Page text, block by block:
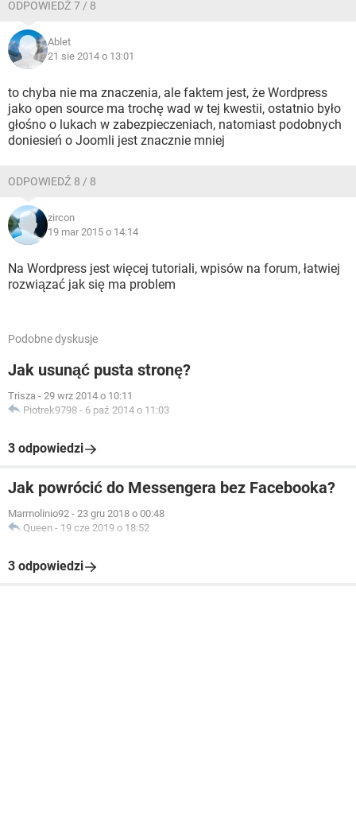
ODPOWIEDŹ 7 / 8
Ablet
21 sie 2014 o 13:01
to chyba nie ma znaczenia, ale faktem jest, że Wordpress
jako open source ma trochę wad w tej kwestii, ostatnio było
głośno o lukach w zabezpieczeniach, natomiast podobnych
doniesień o Joomli jest znacznie mniej
ODPOWIEDŹ 8 / 8
zircon
19 mar 2015 o 14:14
Na Wordpress jest więcej tutoriali, wpisów na forum, łatwiej
rozwiązać jak się ma problem
Podobne dyskusje
Jak usunąć pusta stronę?
Trisza - 29 wrz 2014 o 10:11
Piotrek9798 - 6 paź 2014 o 11:03
3 odpowiedzi
Jak powrócić do Messengera bez Facebooka?
Marmolinio92 - 23 gru 2018 o 00:48
Queen - 19 cze 2019 o 18:52
3 odpowiedzi